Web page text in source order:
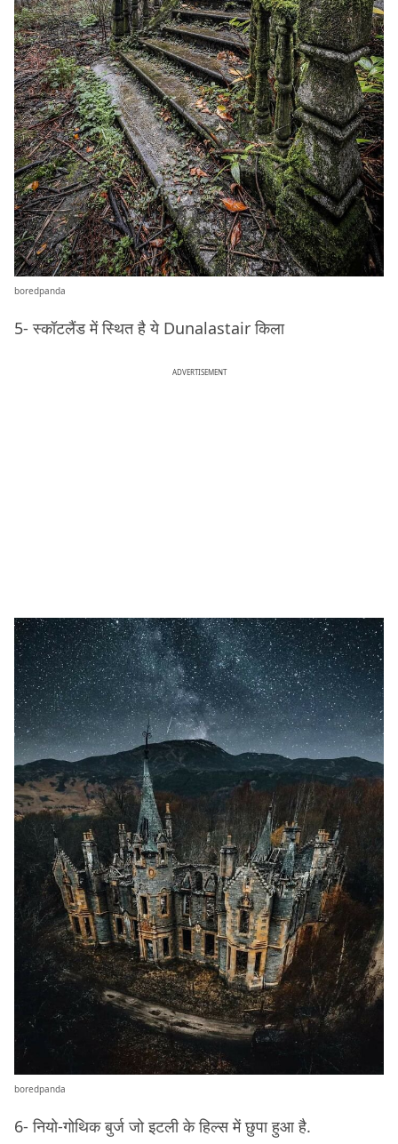
boredpanda
5- स्कॉटलैंड में स्थित है ये Dunalastair किला
ADVERTISEMENT
boredpanda
6- नियो-गोथिक बुर्ज जो इटली के हिल्स में छुपा हुआ है.